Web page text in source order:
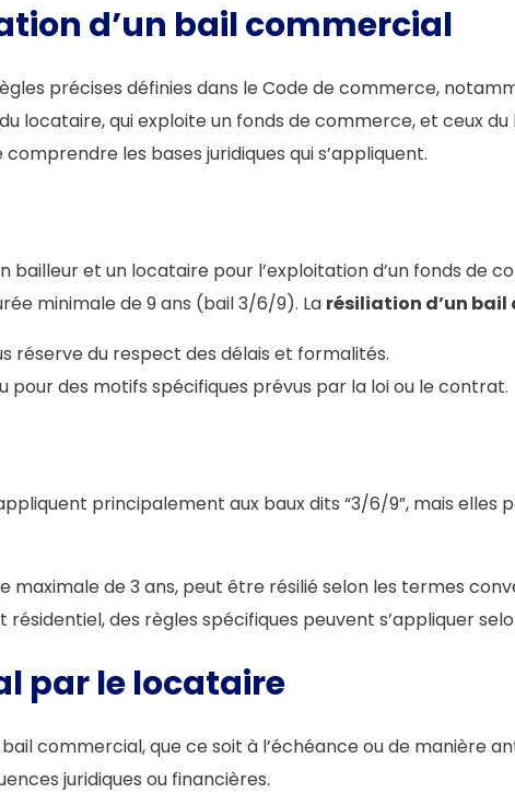
d’un bail commercial
précises définies dans le Code de commerce,
locataire, qui exploite un fonds de commerce, et ceux
les bases juridiques qui s’appliquent.
et un locataire pour l’exploitation d’un fonds de
minimale de 9 ans (bail 3/6/9). La résiliation d’un
réserve du respect des délais et formalités.
pour des motifs spécifiques prévus par la loi ou le contrat.
principalement aux baux dits “3/6/9”, mais elles
maximale de 3 ans, peut être résilié selon les termes
des règles spécifiques peuvent s’appliquer
par le locataire
commercial, que ce soit à l’échéance ou de manière
juridiques ou financières.